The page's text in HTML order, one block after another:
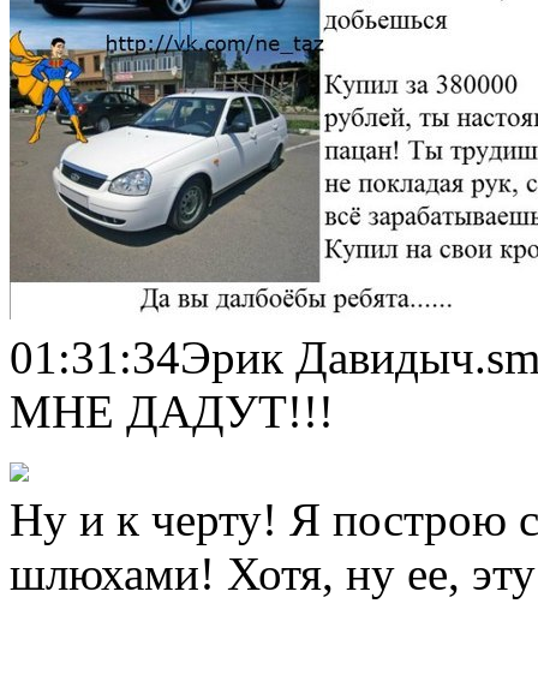
01:31:34Эрик
МНЕ ДАДУТ!!!
Ну и к черту! Я построю
шлюхами! Хотя, ну ее,